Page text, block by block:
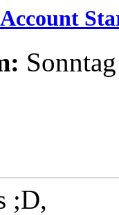
;D,